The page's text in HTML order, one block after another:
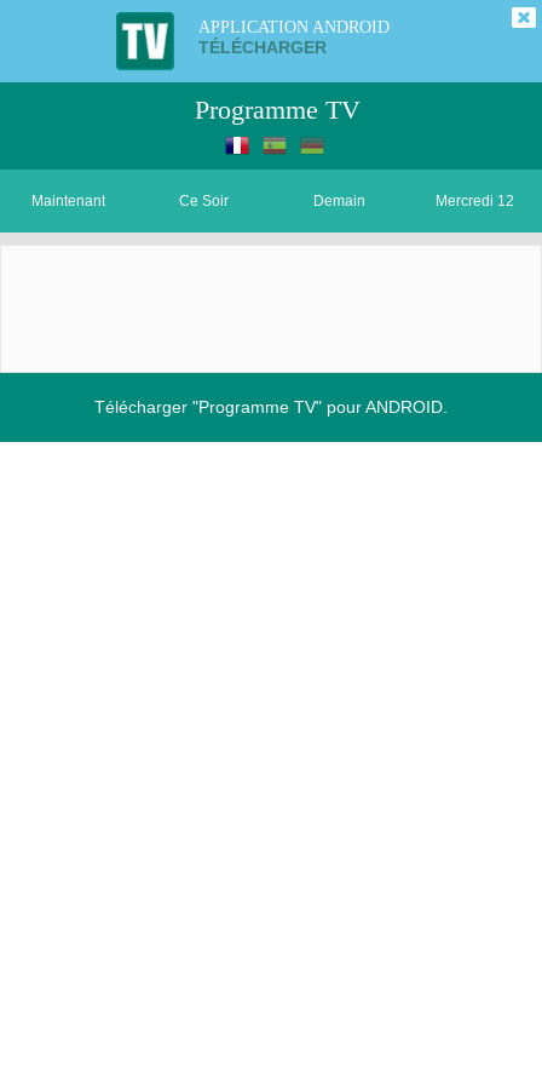
APPLICATION ANDROID
TÉLÉCHARGER
Programme TV
Maintenant Ce Soir Demain Mercredi 12
Télécharger "Programme TV" pour ANDROID.